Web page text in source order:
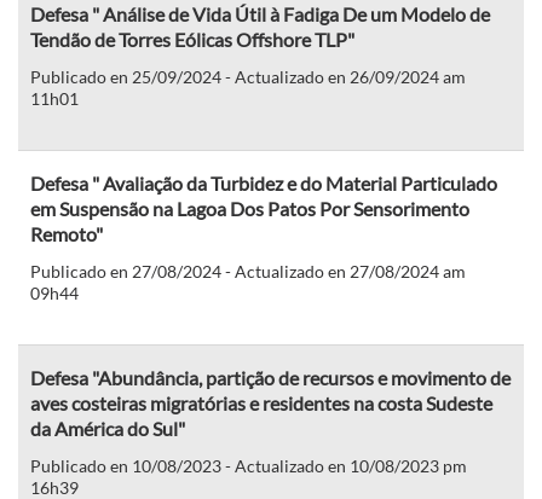
Defesa " Análise de Vida Útil à Fadiga De um Modelo de
Tendão de Torres Eólicas Offshore TLP"
Publicado en 25/09/2024 - Actualizado en 26/09/2024 am
11h01
Defesa " Avaliação da Turbidez e do Material Particulado
em Suspensão na Lagoa Dos Patos Por Sensorimento
Remoto"
Publicado en 27/08/2024 - Actualizado en 27/08/2024 am
09h44
Defesa "Abundância, partição de recursos e movimento de
aves costeiras migratórias e residentes na costa Sudeste
da América do Sul"
Publicado en 10/08/2023 - Actualizado en 10/08/2023 pm
16h39